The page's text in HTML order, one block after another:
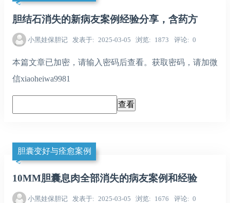
胆结石消失的新病友案例经验分享，含药方
小黑娃保胆记 发表于 2025-03-05 浏览 1873 评论 0
本篇文章已加密，请输入密码后查看。获取密码，请加微
信xiaoheiwa9981
胆囊变好与痊愈案例
10MM胆囊息肉全部消失的病友案例和经验
小黑娃保胆记 发表于 2025-03-05 浏览 1676 评论 0